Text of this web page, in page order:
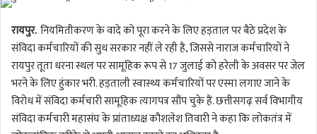
रायपुर. नियमितीकरण के वादे को पूरा करने के लिए हड़ताल पर बैठे प्रदेश के
संविदा कर्मचारियों की सुध सरकार नहीं ले रही है, जिससे नाराज कर्मचारियों ने
रायपुर तूता धरना स्थल पर सामूहिक रूप से 17 जुलाई को हरेली के अवसर पर जेल
भरने के लिए हुंकार भरी. हड़ताली स्वास्थ्य कर्मचारियों पर एस्मा लगाए जाने के
विरोध में संविदा कर्मचारी सामूहिक त्यागपत्र सौंप चुके हैं. छत्तीसगढ़ सर्व विभागीय
संविदा कर्मचारी महासंघ के प्रांताध्यक्ष कौशलेश तिवारी ने कहा कि लोकतंत्र में